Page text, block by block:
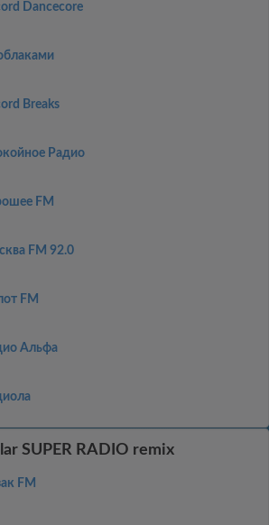
Dancecore
Breaks
Радио
FM
FM 92.0
FM
Альфа
SUPER RADIO remix
FM